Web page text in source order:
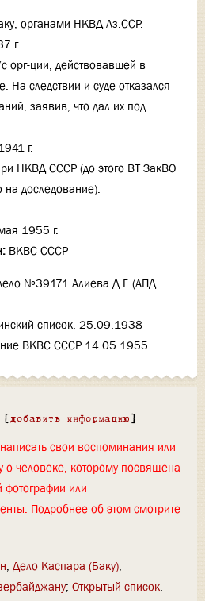
органами НКВД Аз.ССР.
г.
орг-ции, действовавшей в
На следствии и суде отказался
заявив, что дал их под
г.
НКВД СССР (до этого ВТ ЗакВО
доследование).
1955 г.
ВКВС СССР
№39171 Алиева Д.Г. (АПД
список, 25.09.1938
ВКВС СССР 14.05.1955.
[ добавить информацию ]
свои воспоминания или
о человеке, которому посвящена
фотографии или
Подробнее об этом смотрите
Дело Каспара (Баку)
Открытый список